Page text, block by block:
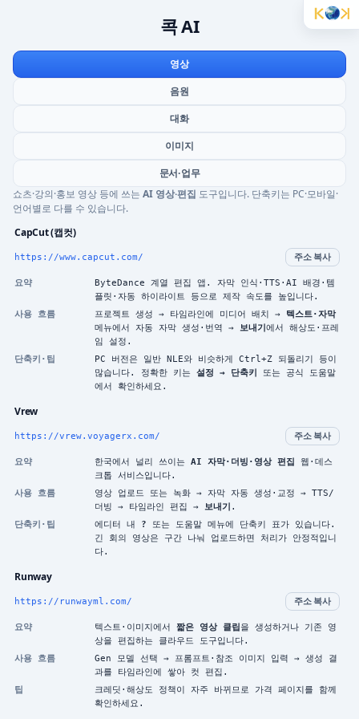
콕 AI
영상
음원
대화
이미지
문서·업무
쇼츠·강의·홍보 영상 등에 쓰는 AI 영상·편집 도구입니다. 단축키는 PC·모바일·
언어별로 다를 수 있습니다.
CapCut (캡컷)
https://www.capcut.com/ 주소 복사
요약
ByteDance 계열 편집 앱. 자막 인식·TTS·AI 배경·템
플릿·자동 하이라이트 등으로 제작 속도를 높입니다.
사용 흐름
프로젝트 생성 → 타임라인에 미디어 배치 → 텍스트·자막
메뉴에서 자동 자막 생성·번역 → 보내기에서 해상도·프레
임 설정.
단축키·팁
PC 버전은 일반 NLE와 비슷하게 Ctrl+Z 되돌리기 등이
많습니다. 정확한 키는 설정 → 단축키 또는 공식 도움말
에서 확인하세요.
Vrew
https://vrew.voyagerx.com/ 주소 복사
요약 한국에서 널리 쓰이는 AI 자막·더빙·영상 편집 웹·데스
크톱 서비스입니다.
사용 흐름
영상 업로드 또는 녹화 → 자막 자동 생성·교정 → TTS/
더빙 → 타임라인 편집 → 보내기 .
단축키·팁
에디터 내 ? 또는 도움말 메뉴에 단축키 표가 있습니다.
긴 회의 영상은 구간 나눠 업로드하면 처리가 안정적입니
다.
Runway
https://runwayml.com/ 주소 복사
요약 텍스트·이미지에서 짧은 영상 클립을 생성하거나 기존 영
상을 편집하는 클라우드 도구입니다.
사용 흐름
Gen 모델 선택 → 프롬프트·참조 이미지 입력 → 생성 결
과를 타임라인에 쌓아 컷 편집.
팁
크레딧·해상도 정책이 자주 바뀌므로 가격 페이지를 함께
확인하세요.